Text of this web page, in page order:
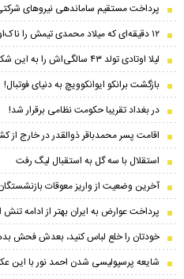
پرداخت مستقیم ساماندهی نیروهای
۱۲ دقیقه‌ای که میلاد محمدی تیمش را ناک‌اوت کرد!
لیلا اوتادی تولد ۴۳ سالگی‌اش را به این شکل جشن گرفت
بازگشت برانکو ایوانکوویچ به دنیای فوتبال!
در بغداد تقریبا حکومت نظامی برقرار شد!
اقامت پسر محمدباقر ذوالقدر در خارج از
استقلال با سه گل به استقبال لیگ رفت
آخرین وضعیت از واریز معوقات
پرداخت عوارض به ایران بهتر از ادامه
خودتان را خلع لباس کنید، بعدش فحش
شایعه پرسپولیسی شدن احمد نور با این